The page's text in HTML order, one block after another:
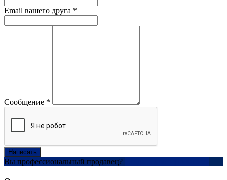
Email вашего друга *
Сообщение *
Написать
Вы профессиональный продавец?